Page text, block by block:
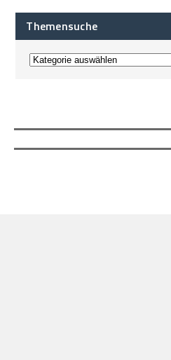
Themensuche